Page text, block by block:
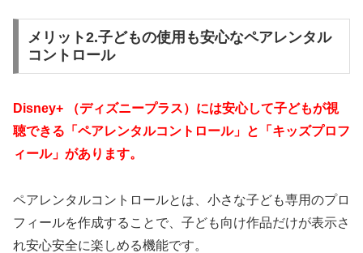
メリット2.子どもの使用も安心なペアレンタル
コントロール
Disney+ （ディズニープラス）には安心して子どもが視
聴できる「ペアレンタルコントロール」と「キッズプロフ
ィール」があります。
ペアレンタルコントロールとは、小さな子ども専用のプロ
フィールを作成することで、子ども向け作品だけが表示さ
れ安心安全に楽しめる機能です。